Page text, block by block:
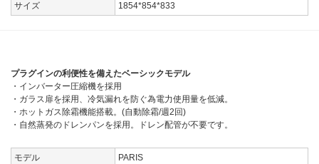
サイズ
1854*854*833
プラグインの利便性を備えたベーシックモデル
・インバーター圧縮機を採用
・ガラス扉を採用、冷気漏れを防ぐ為電力使用量を低減。
・ホットガス除霜機能搭載。(自動除霜/週2回)
・自然蒸発のドレンパンを採用。ドレン配管が不要です。
モデル
PARIS